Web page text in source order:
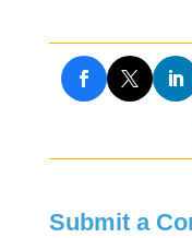
Submit a